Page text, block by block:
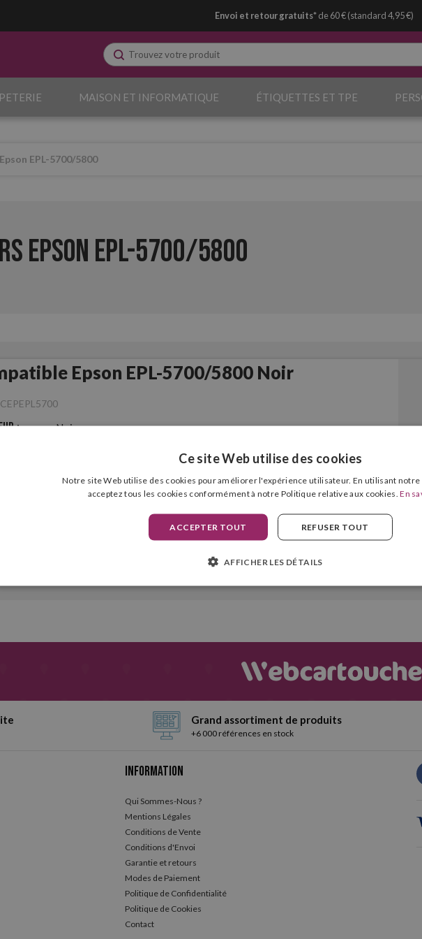
Envoi et retour gratuits*de 60 € (standard 4,95 €)
MAISON ET INFORMATIQUE ÉTIQUETTES ET TPE
EPL-5700/5800
Epson EPL-5700/5800
Epson EPL-5700/5800 Noir
: Noir
(pages) :
Grand assortiment de produits
+6 000 références en stock
Information
Qui Sommes-Nous ?
Mentions Légales
Conditions de Vente
Conditions d'Envoi
Garantie et retours
Modes de Paiement
Politique de Confidentialité
Politique de Cookies
Contact
Ce site Web utilise des cookies
Notre site Web utilise des cookies pour améliorer l'expérience utilisateur. En utilisant notre
acceptez tous les cookies conformément à notre Politique relative aux cookies.En
ACCEPTER TOUT REFUSER TOUT
AFFICHER LES DÉTAILS